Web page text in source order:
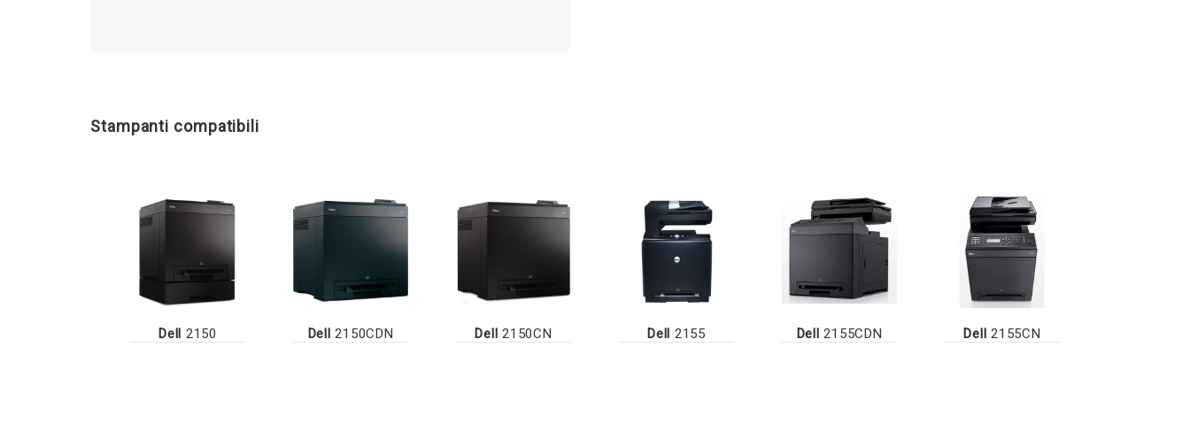
Stampanti compatibili
Dell 2150 Dell 2150CDN Dell 2150CN Dell 2155 Dell 2155CDN Dell 2155CN